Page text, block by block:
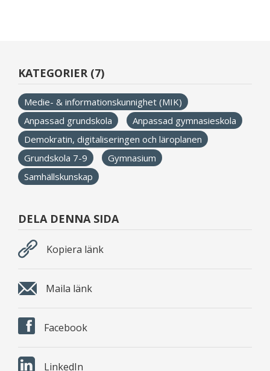
KATEGORIER (7)
Medie- & informationskunnighet (MIK)
Anpassad grundskola
Anpassad gymnasieskola
Demokratin, digitaliseringen och läroplanen
Grundskola 7-9
Gymnasium
Samhällskunskap
DELA DENNA SIDA
Kopiera länk
Maila länk
Facebook
LinkedIn